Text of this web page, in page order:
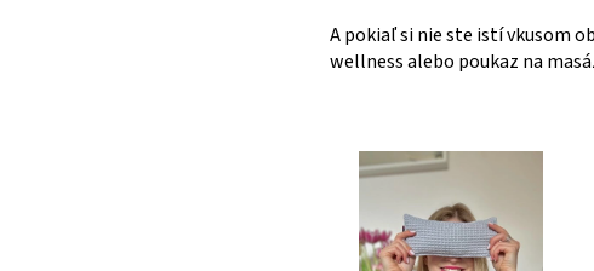
A pokiaľ si nie ste istí vkusom
wellness alebo poukaz na